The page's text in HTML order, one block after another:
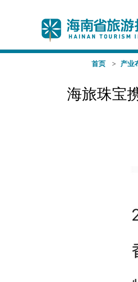
首页 > 产业
海旅珠宝